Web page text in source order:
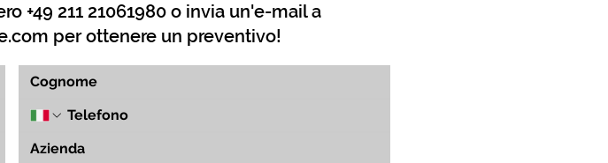
+49 211 21061980 o invia un'e-mail a
per ottenere un preventivo!